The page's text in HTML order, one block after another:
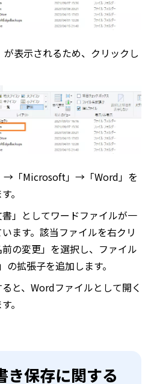
が表示されるため、クリックし
→「Microsoft」→「Word」を
。
書」としてワードファイルが一
ます。該当ファイルを右クリ
の変更」を選択し、ファイル
の拡張子を追加します。
と、Wordファイルとして開く
。
保存に関する